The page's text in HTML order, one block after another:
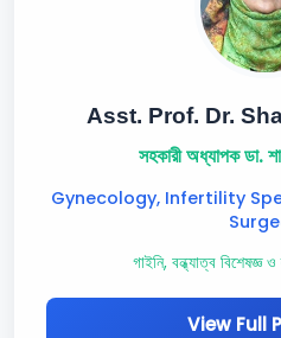
Asst. Prof. Dr.
সহকারী অধ্যাপক ডা.
Gynecology, Infertility
গাইনি, বন্ধ্যাত্ব বিশেষজ্ঞ
View Full